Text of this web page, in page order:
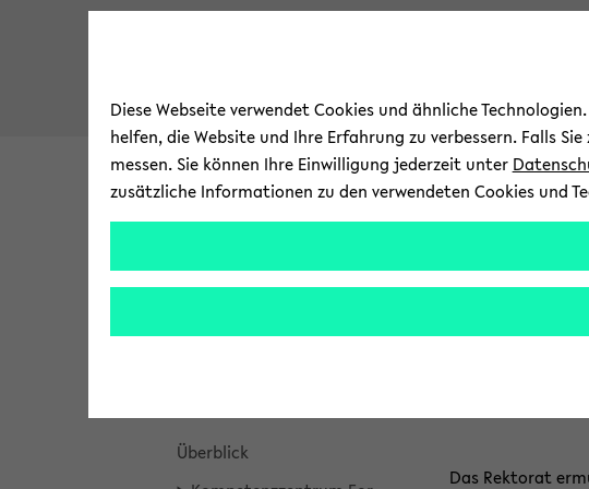
Bi­blio­thek Re­cher­chie­ren Aus­lei­hen
wechseln
Über­blick
über­
und
Haupt­
Das Rek­to­rat
Diese Webseite verwendet Cookies und ähnliche
helfen, die Website und Ihre Erfahrung zu verbessern. Falls
messen. Sie können Ihre Einwilligung jederzeit unter
zusätzliche Informationen zu den verwendeten Cookies und